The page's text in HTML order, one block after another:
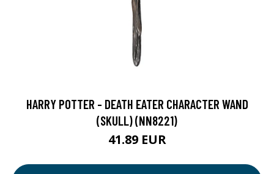
HARRY POTTER - DEATH EATER CHARACTER WAND
(SKULL) (NN8221)
41.89 EUR